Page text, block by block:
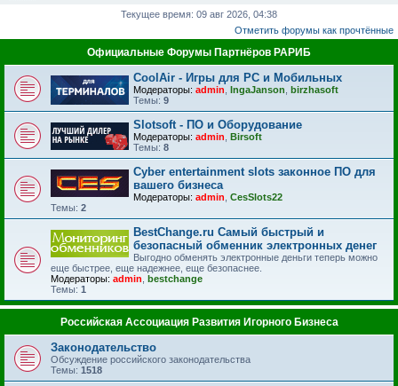
Текущее время: 09 авг 2026, 04:38
Отметить форумы как прочтённые
Официальные Форумы Партнёров РАРИБ
CoolAir - Игры для PC и Мобильных
Модераторы: admin IngaJanson birzhasoft
Темы: 9
Slotsoft - ПО и Оборудование
Модераторы: admin Birsoft
Темы: 8
Cyber entertainment slots законное ПО для
вашего бизнеса
Модераторы: admin CesSlots22
Темы: 2
BestChange.ru Самый быстрый и
безопасный обменник электронных денег
Выгодно обменять электронные деньги теперь можно
еще быстрее, еще надежнее, еще безопаснее.
Модераторы: admin bestchange
Темы: 1
Российская Ассоциация Развития Игорного Бизнеса
Законодательство
Обсуждение российского законодательства
Темы: 1518